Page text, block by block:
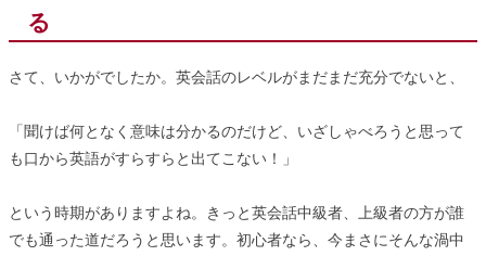
る
さて、いかがでしたか。英会話のレベルがまだまだ充分でないと、
「聞けば何となく意味は分かるのだけど、いざしゃべろうと思って
も口から英語がすらすらと出てこない！」
という時期がありますよね。きっと英会話中級者、上級者の方が誰
でも通った道だろうと思います。初心者なら、今まさにそんな渦中